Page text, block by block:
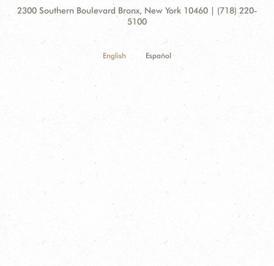
Contact
Address:
2300 Southern Boulevard Bronx, New York 10460 | (718) 220-
5100
English Español